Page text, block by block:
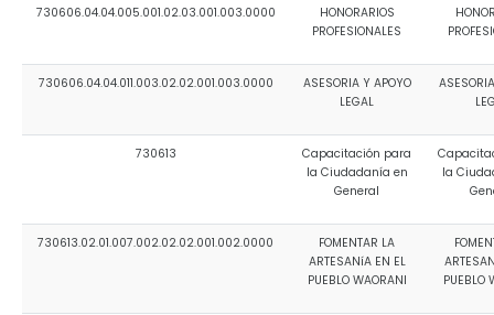
730606.04.04.005.001.02.03.001.003.0000
HONORARIOS
PROFESIONALES
730606.04.04.011.003.02.02.001.003.0000
ASESORIA Y APOYO
LEGAL
730613
Capacitación para
la Ciudadanía en
General
la
730613.02.01.007.002.02.02.001.002.0000
FOMENTAR LA
ARTESANíA EN EL
PUEBLO WAORANI
PUEBLO